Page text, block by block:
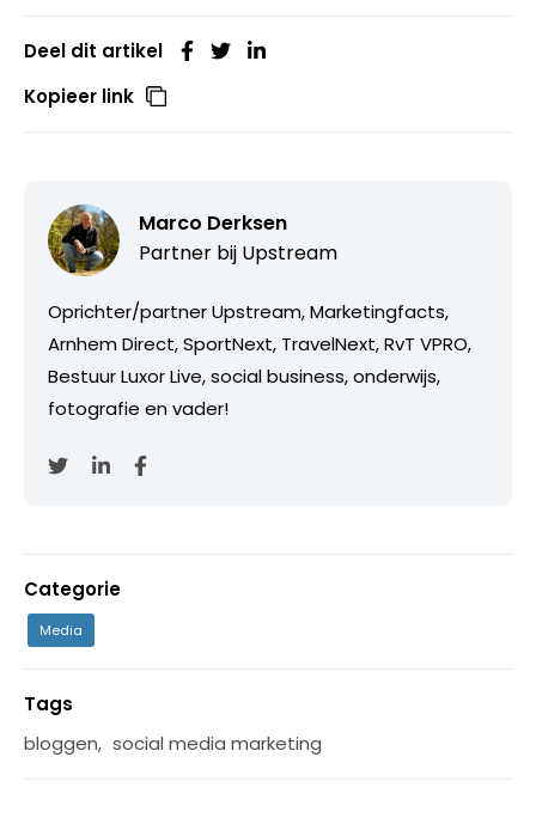
Deel dit artikel
Kopieer link
Marco Derksen
Partner bij Upstream
Oprichter/partner Upstream, Marketingfacts,
Arnhem Direct, SportNext, TravelNext, RvT VPRO,
Bestuur Luxor Live, social business, onderwijs,
fotografie en vader!
Categorie
Media
Tags
bloggen, social media marketing